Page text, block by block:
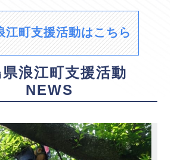
江町支援活動はこちら
浪江町支援活動
NEWS